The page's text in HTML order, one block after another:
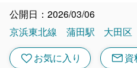
公開日：2026/03/06
京浜東北線
蒲田駅 大田区
favoriteお気に入り mail資